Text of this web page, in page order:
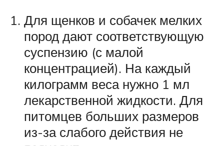
Для щенков и собачек мелких
пород дают соответствующую
суспензию (с малой
концентрацией). На каждый
килограмм веса нужно 1 мл
лекарственной жидкости. Для
питомцев больших размеров
из-за слабого действия не